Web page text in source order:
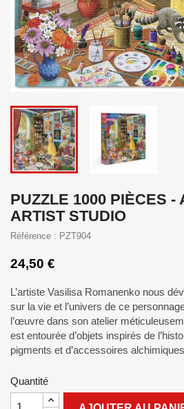
PUZZLE 1000 PIÈCES -
ARTIST STUDIO
Référence : PZT904
24,50 €
L’artiste Vasilisa Romanenko nous
sur la vie et l’univers de ce
l’œuvre dans son atelier
est entourée d’objets inspirés de
pigments et d’accessoires
Quantité